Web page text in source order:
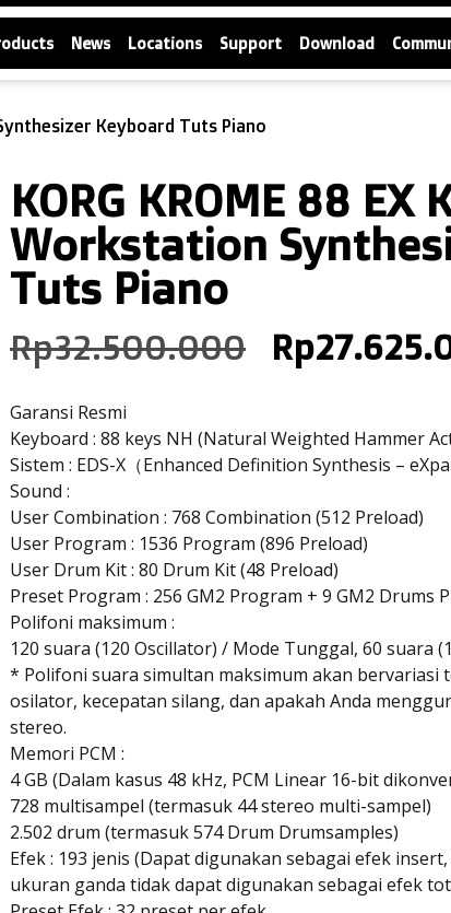
News Locations Support Download
Keyboard Tuts Piano
KORG KROME 88 EX
Workstation
Tuts Piano
Rp32.500.000 Rp
Garansi Resmi
Keyboard : 88 keys NH (Natural Weighted Hammer
Sistem : EDS-X（Enhanced Definition Synthesis –
Sound :
User Combination : 768 Combination (512 Preload)
User Program : 1536 Program (896 Preload)
User Drum Kit : 80 Drum Kit (48 Preload)
Preset Program : 256 GM2 Program + 9 GM2 Drums
Polifoni maksimum :
120 suara (120 Oscillator) / Mode Tunggal, 60 suara
* Polifoni suara simultan maksimum akan
osilator, kecepatan silang, dan apakah Anda
stereo.
Memori PCM :
4 GB (Dalam kasus 48 kHz, PCM Linear 16-bit
728 multisampel (termasuk 44 stereo multi-sampel)
2.502 drum (termasuk 574 Drum Drumsamples)
Efek : 193 jenis (Dapat digunakan sebagai efek
ukuran ganda tidak dapat digunakan sebagai efek